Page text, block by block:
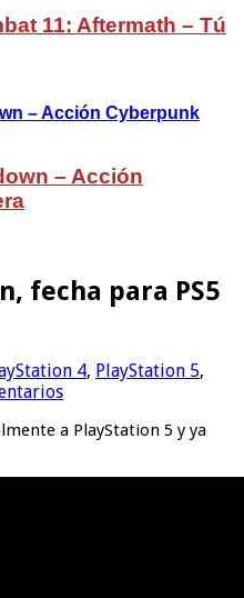
11: Aftermath – Tú
– Acción
fecha para PS5
4, PlayStation 5,
a PlayStation 5 y ya